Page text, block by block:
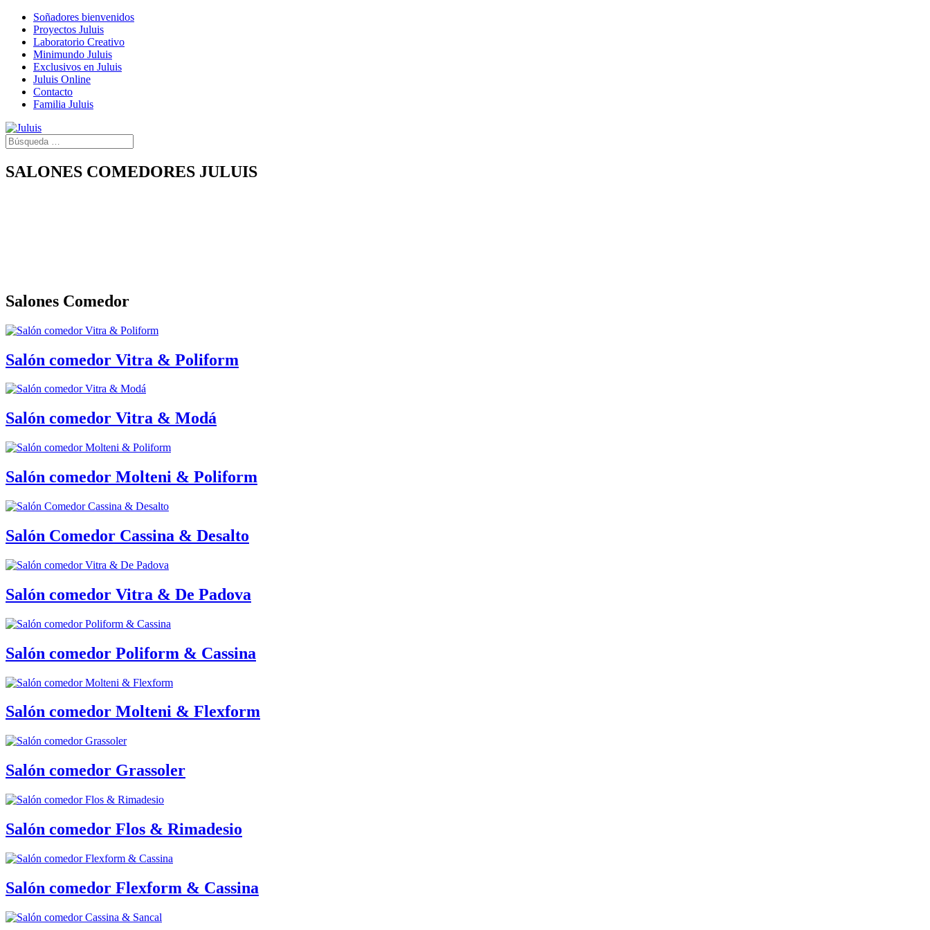
Soñadores bienvenidos
Proyectos Juluis
Laboratorio Creativo
Minimundo Juluis
Exclusivos en Juluis
Juluis Online
Contacto
Familia Juluis
SALONES COMEDORES JULUIS
Salones Comedor
Salón comedor Vitra & Poliform
Salón comedor Vitra & Modá
Salón comedor Molteni & Poliform
Salón Comedor Cassina & Desalto
Salón comedor Vitra & De Padova
Salón comedor Poliform & Cassina
Salón comedor Molteni & Flexform
Salón comedor Grassoler
Salón comedor Flos & Rimadesio
Salón comedor Flexform & Cassina